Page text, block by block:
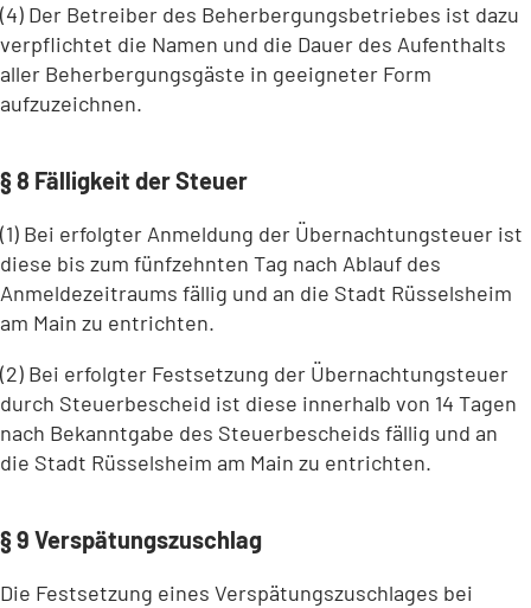
(4) Der Betreiber des Beherbergungsbetriebes ist dazu
verpflichtet die Namen und die Dauer des Aufenthalts
aller Beherbergungsgäste in geeigneter Form
aufzuzeichnen.
§ 8 Fälligkeit der Steuer
(1) Bei erfolgter Anmeldung der Übernachtungsteuer ist
diese bis zum fünfzehnten Tag nach Ablauf des
Anmeldezeitraums fällig und an die Stadt Rüsselsheim
am Main zu entrichten.
(2) Bei erfolgter Festsetzung der Übernachtungsteuer
durch Steuerbescheid ist diese innerhalb von 14 Tagen
nach Bekanntgabe des Steuerbescheids fällig und an
die Stadt Rüsselsheim am Main zu entrichten.
§ 9 Verspätungszuschlag
Die Festsetzung eines Verspätungszuschlages bei